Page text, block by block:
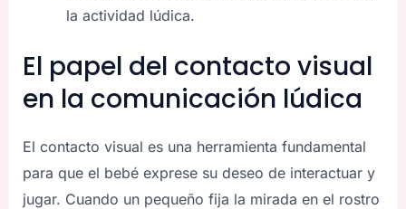
la actividad lúdica.
El papel del contacto visual
en la comunicación lúdica
El contacto visual es una herramienta fundamental
para que el bebé exprese su deseo de interactuar y
jugar. Cuando un pequeño fija la mirada en el rostro